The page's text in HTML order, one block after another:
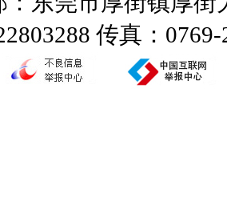
传真：0769-